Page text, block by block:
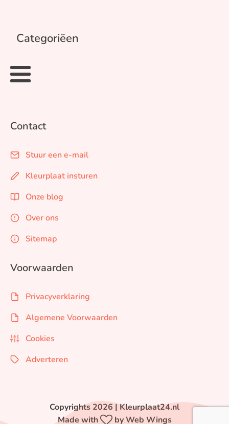
Categoriëen
Contact
Stuur een e-mail
Kleurplaat insturen
Onze blog
Over ons
Sitemap
Voorwaarden
Privacyverklaring
Algemene Voorwaarden
Cookies
Adverteren
Copyrights 2026 | Kleurplaat24.nl
Made with
by Web Wings